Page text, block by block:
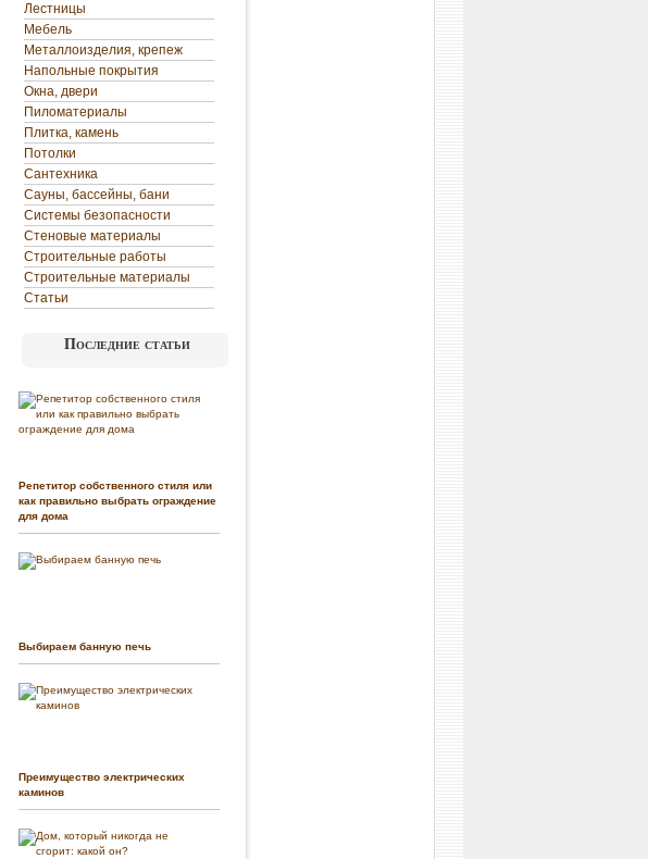
Лестницы
Мебель
Металлоизделия, крепеж
Напольные покрытия
Окна, двери
Пиломатериалы
Плитка, камень
Потолки
Сантехника
Сауны, бассейны, бани
Системы безопасности
Стеновые материалы
Строительные работы
Строительные материалы
Статьи
Последние статьи
Репетитор собственного стиля или
как правильно выбрать ограждение
для дома
Выбираем банную печь
Преимущество электрических
каминов